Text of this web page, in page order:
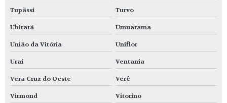
Tupãssi Turvo
Ubiratã Umuarama
União da Vitória Uniflor
Uraí Ventania
Vera Cruz do Oeste Verê
Virmond Vitorino